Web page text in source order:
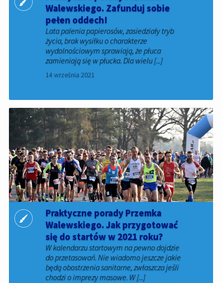
Walewskiego. Zafunduj sobie
pełen oddech!
Lata palenia papierosów, zasiedziały tryb
życia, brak wysiłku o charakterze
wydolnościowym sprawiają, że płuca
zamieniają się w płucka. Dla wielu [...]
14 września 2021
Praktyczne porady Przemka
Walewskiego. Jak przygotować
się do startów w 2021 roku?
W kalendarzu startowym na pewno dojdzie
do przetasowań. Nie wiadomo jeszcze jakie
będą obostrzenia sanitarne, zwłaszcza jeśli
chodzi o imprezy masowe. W [...]